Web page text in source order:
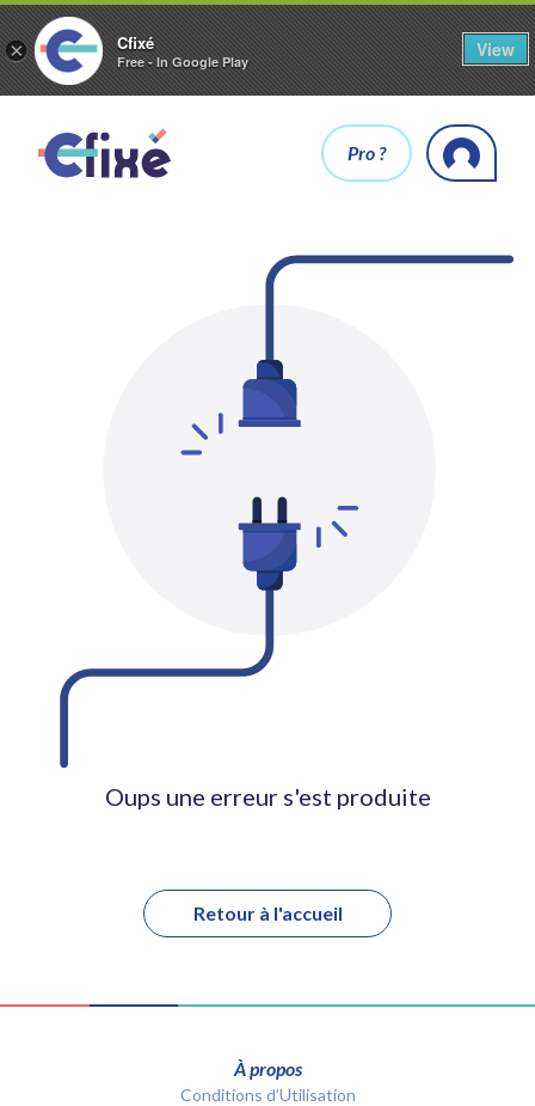
× Cfixé
Free - In Google Play
View
Pro ?
Oups une erreur s'est produite
Retour à l'accueil
À propos
Conditions d’Utilisation